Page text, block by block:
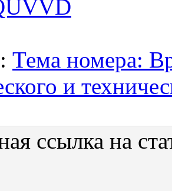
: Тема номера:
и
ссылка на